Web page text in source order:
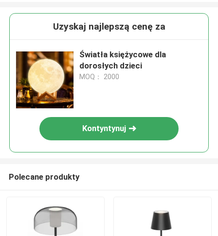
Uzyskaj najlepszą cenę za
Światła księżycowe dla
dorosłych dzieci
MOQ： 2000
Kontyntynuj
Polecane produkty